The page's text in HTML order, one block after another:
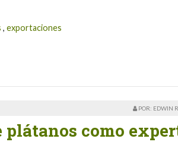
, exportaciones
POR: EDWIN
como